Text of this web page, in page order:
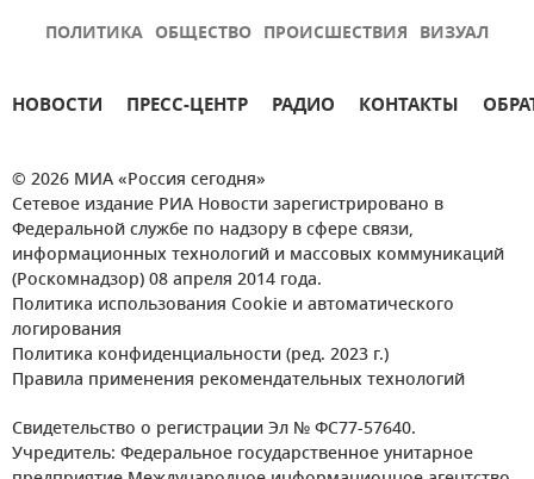
ПОЛИТИКА ОБЩЕСТВО ПРОИСШЕСТВИЯ ВИЗУАЛ
НОВОСТИ ПРЕСС-ЦЕНТР РАДИО КОНТАКТЫ
© 2026 МИА «Россия сегодня»
Сетевое издание РИА Новости зарегистрировано в
Федеральной службе по надзору в сфере связи,
информационных технологий и массовых коммуникаций
(Роскомнадзор) 08 апреля 2014 года.
Политика использования Cookie и автоматического
логирования
Политика конфиденциальности (ред. 2023 г.)
Правила применения рекомендательных технологий
Свидетельство о регистрации Эл № ФС77-57640.
Учредитель: Федеральное государственное унитарное